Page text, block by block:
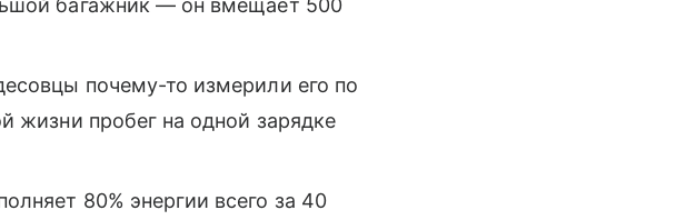
багажник — он вмещает 500
почему-то измерили его по
жизни пробег на одной зарядке
80% энергии всего за 40